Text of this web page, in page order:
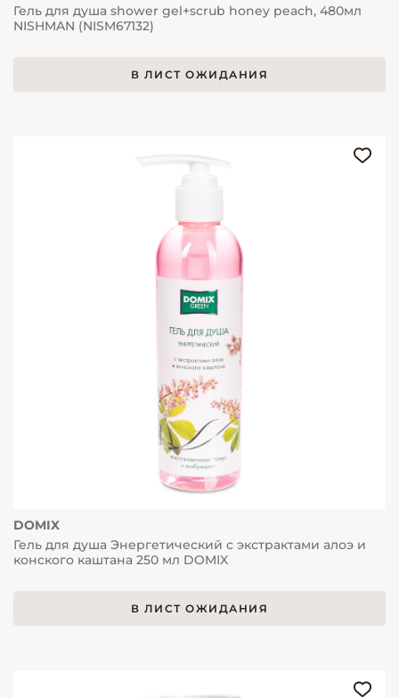
Гель для душа shower gel+scrub honey peach, 480мл
NISHMAN (NISM67132)
В ЛИСТ ОЖИДАНИЯ
DOMIX
Гель для душа Энергетический с экстрактами алоэ и
конского каштана 250 мл DOMIX
В ЛИСТ ОЖИДАНИЯ